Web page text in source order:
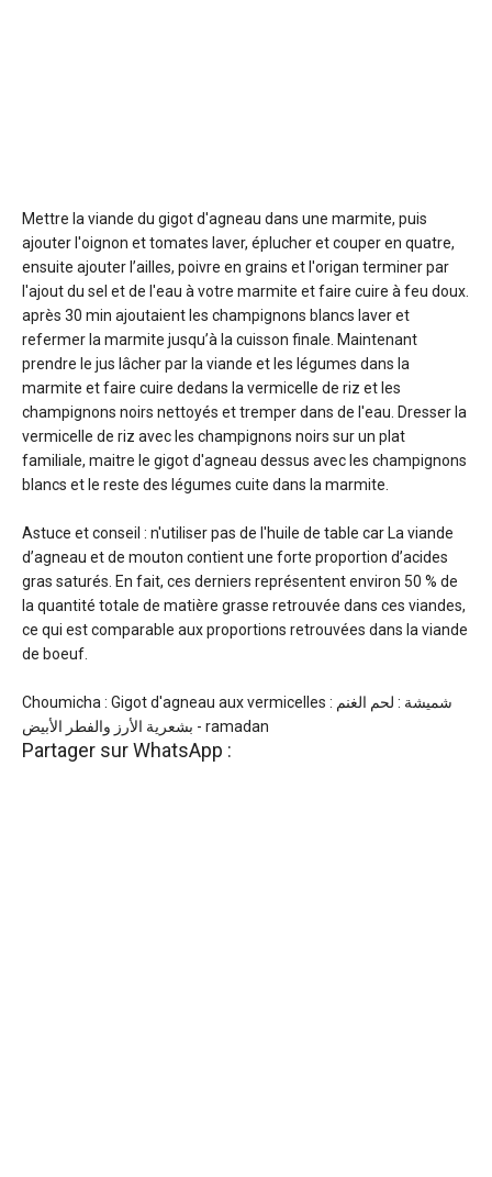
Mettre la viande du gigot d'agneau dans une marmite, puis
ajouter l'oignon et tomates laver, éplucher et couper en quatre,
ensuite ajouter l’ailles, poivre en grains et l'origan terminer par
l'ajout du sel et de l'eau à votre marmite et faire cuire à feu doux.
après 30 min ajoutaient les champignons blancs laver et
refermer la marmite jusqu’à la cuisson finale. Maintenant
prendre le jus lâcher par la viande et les légumes dans la
marmite et faire cuire dedans la vermicelle de riz et les
champignons noirs nettoyés et tremper dans de l'eau. Dresser la
vermicelle de riz avec les champignons noirs sur un plat
familiale, maitre le gigot d'agneau dessus avec les champignons
blancs et le reste des légumes cuite dans la marmite.
Astuce et conseil : n'utiliser pas de l'huile de table car La viande
d’agneau et de mouton contient une forte proportion d’acides
gras saturés. En fait, ces derniers représentent environ 50 % de
la quantité totale de matière grasse retrouvée dans ces viandes,
ce qui est comparable aux proportions retrouvées dans la viande
de boeuf.
Choumicha : Gigot d'agneau aux vermicelles : شميشة : لحم الغنم
بشعرية الأرز والفطر الأبيض - ramadan
Partager sur WhatsApp :